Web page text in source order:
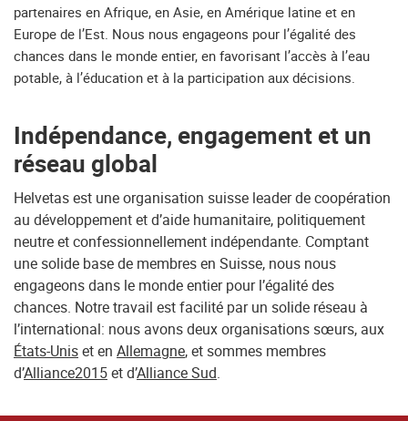
partenaires en Afrique, en Asie, en Amérique latine et en
Europe de l’Est. Nous nous engageons pour l’égalité des
chances dans le monde entier, en favorisant l’accès à l’eau
potable, à l’éducation et à la participation aux décisions.
Indépendance, engagement et un
réseau global
Helvetas est une organisation suisse leader de coopération
au développement et d’aide humanitaire, politiquement
neutre et confessionnellement indépendante. Comptant
une solide base de membres en Suisse, nous nous
engageons dans le monde entier pour l’égalité des
chances. Notre travail est facilité par un solide réseau à
l’international: nous avons deux organisations sœurs, aux
États-Uniset en Allemagne, et sommes membres
d’Alliance2015et d’Alliance Sud.